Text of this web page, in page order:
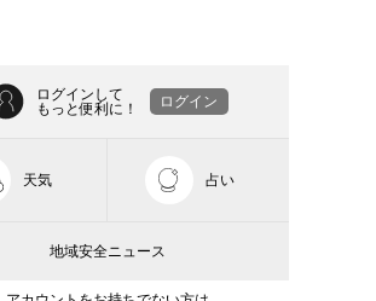
ログインして
もっと便利に！
ログイン
天気 占い
地域安全ニュース